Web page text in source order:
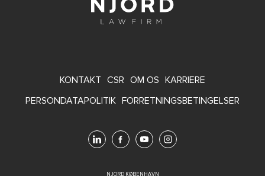
FOOTER
MENU
KONTAKT CSR OM OS KARRIERE
PERSONDATAPOLITIK FORRETNINGSBETINGELSER